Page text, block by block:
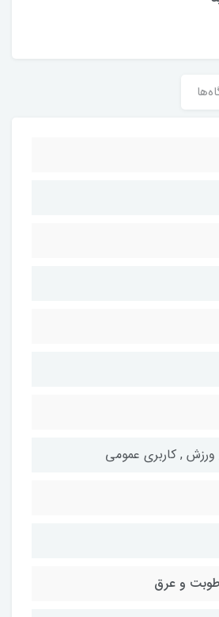
ورزش , کاربری عمومی
و عرق